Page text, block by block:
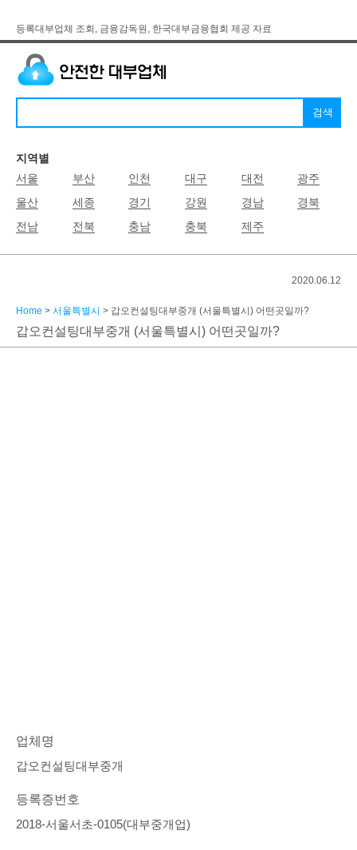
등록대부업체 조회, 금융감독원, 한국대부금융협회 제공 자료
지역별
서울
부산 인천 대구 대전
광주
울산
세종 경기 강원 경남
경북
전남
전북 충남 충북 제주
2020.06.12
Home > 서울특별시 > 갑오컨설팅대부중개 (서울특별시) 어떤곳일까?
갑오컨설팅대부중개 (서울특별시) 어떤곳일까?
업체명
갑오컨설팅대부중개
등록증번호
2018-서울서초-0105(대부중개업)